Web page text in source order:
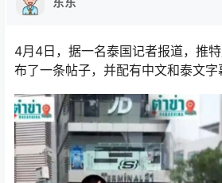
4月4日，据一名泰国记者报道，推
布了一条帖子，并配有中文和泰文字